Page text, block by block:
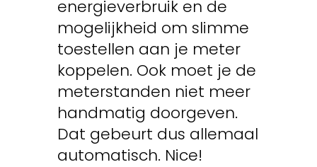
energieverbruik en de
mogelijkheid om slimme
toestellen aan je meter
koppelen. Ook moet je de
meterstanden niet meer
handmatig doorgeven.
Dat gebeurt dus allemaal
automatisch. Nice!